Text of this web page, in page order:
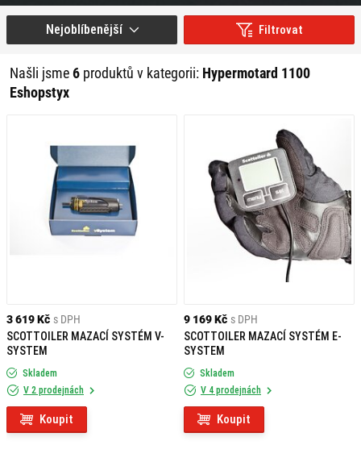
Filtrovat
Našli jsme6 produktů v kategorii: Hypermotard 1100
Eshopstyx
Nejoblíbenější
3 619 Kč s DPH
SCOTTOILER MAZACÍ SYSTÉM V-
SYSTEM
Skladem
V 2 prodejnách
Koupit
9 169 Kč s DPH
SCOTTOILER MAZACÍ SYSTÉM E-
SYSTEM
Skladem
V 4 prodejnách
Koupit